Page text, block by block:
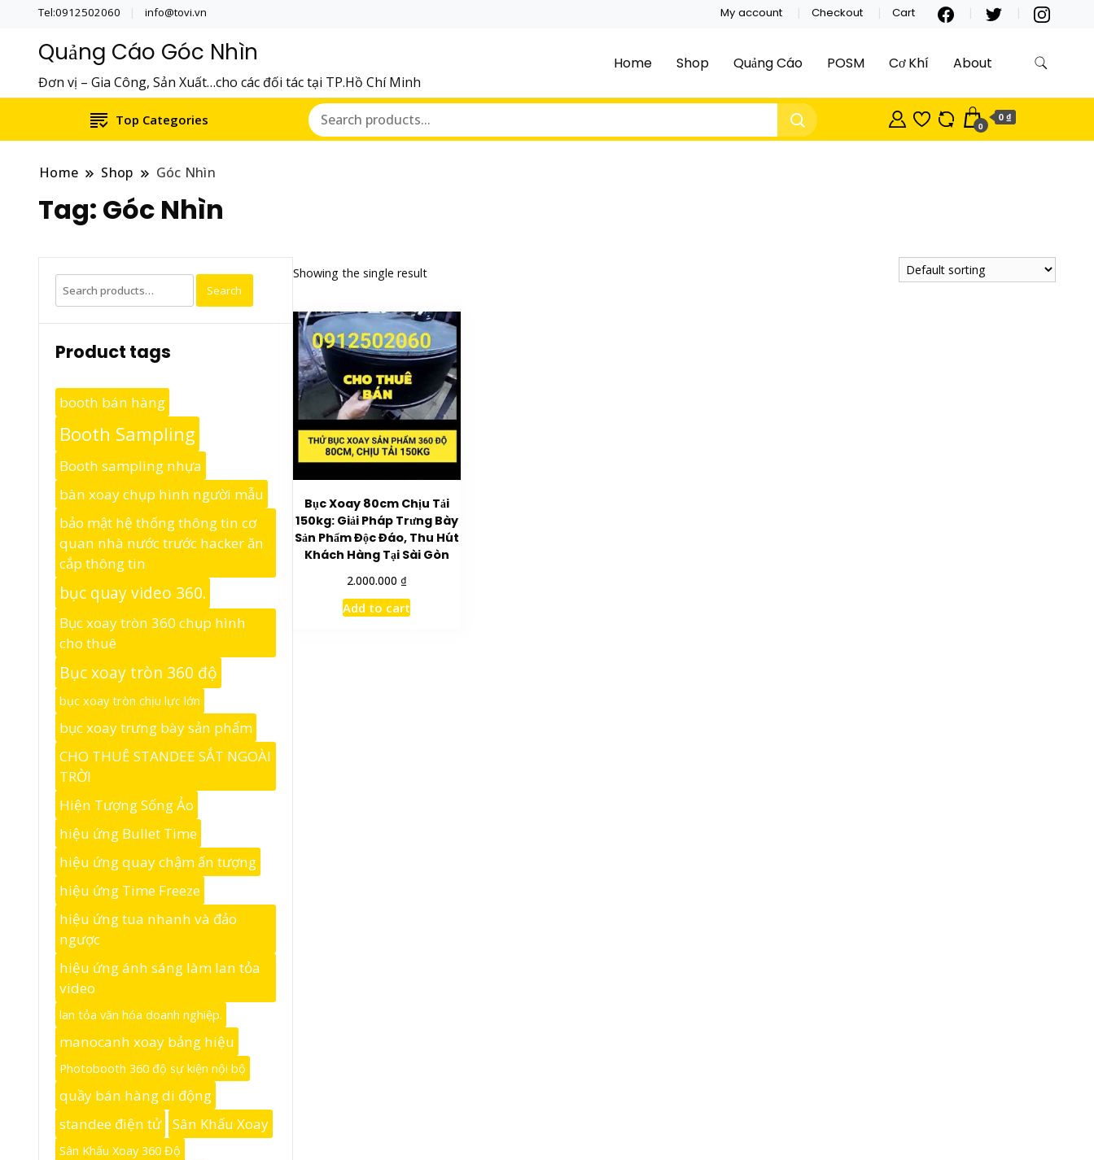
Tel:0912502060 info@tovi.vn My account Checkout Cart
Quảng Cáo Góc Nhìn
Đơn vị – Gia Công, Sản Xuất…cho các đối tác tại TP.Hồ Chí Minh
Home Shop Quảng Cáo POSM Cơ Khí About
Top Categories 0
0 ₫
Home Shop Góc Nhìn
Tag: Góc Nhìn
Showing the single result
Bục Xoay 80cm Chịu Tải
150kg: Giải Pháp Trưng Bày
Sản Phẩm Độc Đáo, Thu Hút
Khách Hàng Tại Sài Gòn
2.000.000 ₫
Add to cart
Search
for:
Search
Product tags
booth bán hàng
Booth Sampling
Booth sampling nhựa
bàn xoay chụp hình người mẫu
bảo mật hệ thống thông tin cơ
quan nhà nước trước hacker ăn
cắp thông tin
bục quay video 360.
Bục xoay tròn 360 chụp hình
cho thuê
Bục xoay tròn 360 độ
bục xoay tròn chịu lực lớn
bục xoay trưng bày sản phẩm
CHO THUÊ STANDEE SẮT NGOÀI
TRỜI
Hiện Tượng Sống Ảo
hiệu ứng Bullet Time
hiệu ứng quay chậm ấn tượng
hiệu ứng Time Freeze
hiệu ứng tua nhanh và đảo
ngược
hiệu ứng ánh sáng làm lan tỏa
video
lan tỏa văn hóa doanh nghiệp.
manocanh xoay bảng hiệu
Photobooth 360 độ sự kiện nội bộ
quầy bán hàng di động
standee điện tử
Sân Khấu Xoay
Sân Khấu Xoay 360 Độ